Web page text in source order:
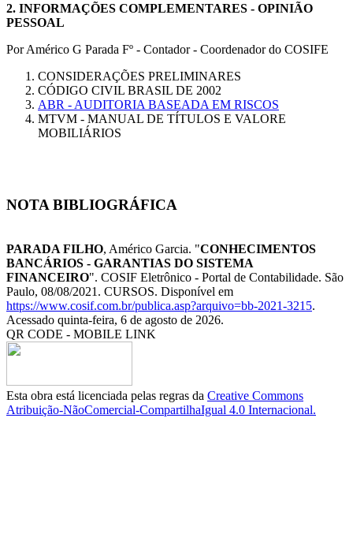
2. INFORMAÇÕES COMPLEMENTARES - OPINIÃO
PESSOAL
Por Américo G Parada Fº - Contador - Coordenador do COSIFE
CONSIDERAÇÕES PRELIMINARES
CÓDIGO CIVIL BRASIL DE 2002
ABR - AUDITORIA BASEADA EM RISCOS
MTVM - MANUAL DE TÍTULOS E VALORE
MOBILIÁRIOS
NOTA BIBLIOGRÁFICA
PARADA FILHO, Américo Garcia. "CONHECIMENTOS
BANCÁRIOS - GARANTIAS DO SISTEMA
FINANCEIRO". COSIF Eletrônico - Portal de Contabilidade. São
Paulo, 08/08/2021. CURSOS. Disponível em
https://www.cosif.com.br/publica.asp?arquivo=bb-2021-3215.
Acessado quinta-feira, 6 de agosto de 2026.
QR CODE - MOBILE LINK
Esta obra está licenciada pelas regras da Creative Commons
Atribuição-NãoComercial-CompartilhaIgual 4.0 Internacional.